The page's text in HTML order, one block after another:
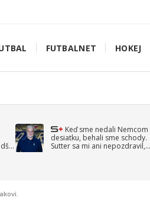
FUTBALNET HOKEJ
Keď sme nedali Nemcom
desiatku, behali sme schody.
Sutter sa mi ani nepozdravil,